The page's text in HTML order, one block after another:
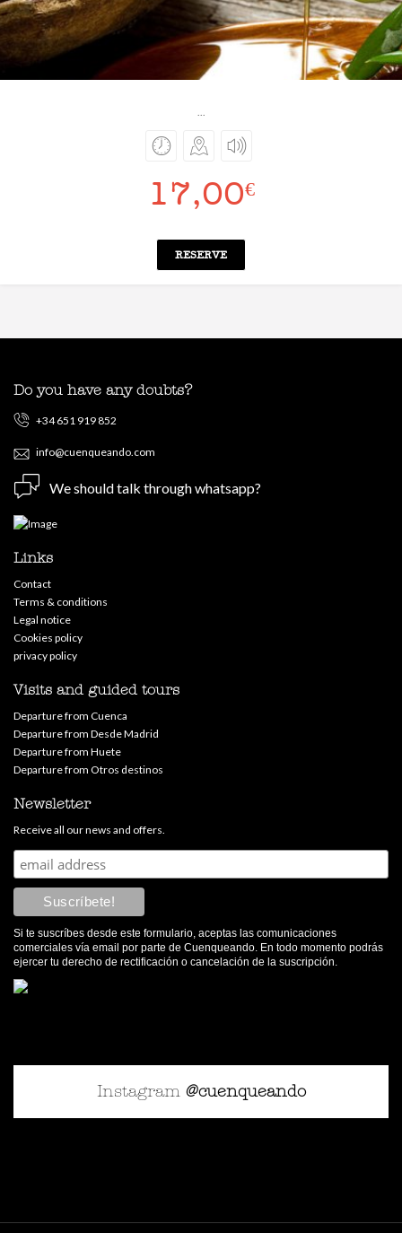
...
17,00€
RESERVE
Do you have any doubts?
+34 651 919 852
info@cuenqueando.com
We should talk through whatsapp?
Links
Contact
Terms & conditions
Legal notice
Cookies policy
privacy policy
Visits and guided tours
Departure from Cuenca
Departure from Desde Madrid
Departure from Huete
Departure from Otros destinos
Newsletter
Receive all our news and offers.
Si te suscríbes desde este formulario, aceptas las comunicaciones
comerciales vía email por parte de Cuenqueando. En todo momento podrás
ejercer tu derecho de rectificación o cancelación de la suscripción.
Instagram @cuenqueando